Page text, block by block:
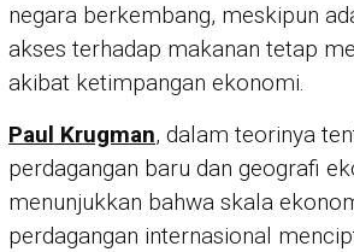
negara berkembang, meskipun
akses terhadap makanan tetap
akibat ketimpangan ekonomi.
Paul Krugman, dalam teorinya
perdagangan baru dan geografi
menunjukkan bahwa skala
perdagangan internasional